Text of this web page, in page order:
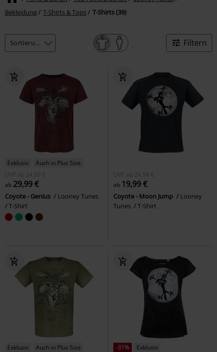
Bekleidung
T-Shirts & Tops T-Shirts (39)
Filtern
Exklusiv
Auch in Plus Size
UVP
ab
34,99 €
ab 29,99 €
Coyote - Genius
Looney Tunes
T-Shirt
UVP ab 24,99 €
ab 19,99 €
Coyote - Moon Jump
Looney
Tunes
T-Shirt
Exklusiv
Auch in Plus Size
-31%
Exklusiv